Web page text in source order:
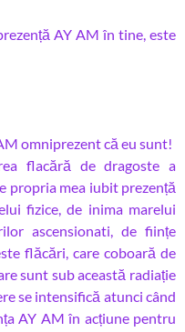
AY AM în tine, este
omniprezent că eu sunt!
flacără de dragoste a
propria mea iubit prezență
fizice, de inima marelui
ascensionati, de ființe
flăcări, care coboară de
sunt sub această radiație
se intensifică atunci când
AY AM în acțiune pentru